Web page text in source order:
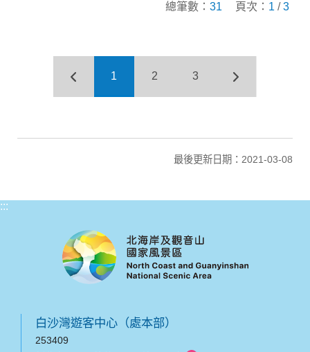
總筆數： 31 頁次： 1 /3
1 2 3
最後更新日期：2021-03-08
:::
白沙灣遊客中心（處本部）
253409